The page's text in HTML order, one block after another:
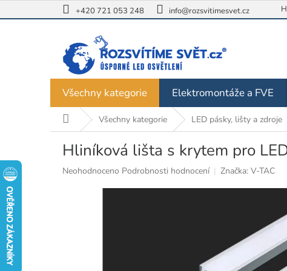
na
+420 721 053 248 info@rozsvitimesvet.cz
Všechny kategorie Elektromontáže a FVE
Domů Všechny kategorie LED pásky, lišty a zdroje
Hliníková lišta s krytem pro
Průměrné
Neohodnoceno Podrobnosti hodnocení Značka: V-TAC